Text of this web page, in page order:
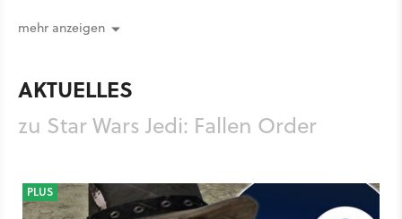
mehr anzeigen
AKTUELLES
zu Star Wars Jedi: Fallen Order
PLUS